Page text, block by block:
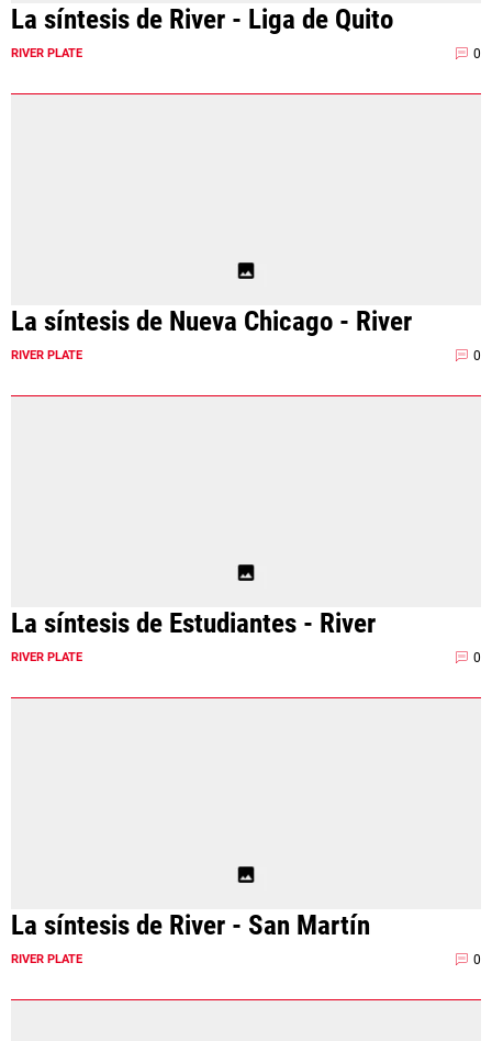
La síntesis de River - Liga de Quito
RIVER PLATE 0
La síntesis de Nueva Chicago - River
RIVER PLATE 0
La síntesis de Estudiantes - River
RIVER PLATE 0
La síntesis de River - San Martín
RIVER PLATE 0